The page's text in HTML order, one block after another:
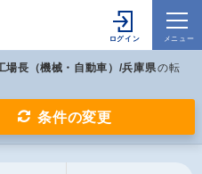
場長（機械・自動車）/兵庫県の転
条件の変更